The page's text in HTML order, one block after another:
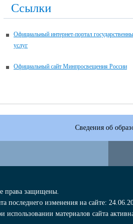
Ссылки
Официальный интернет-портал
услуг
Официальный сайт Минпросвещения России
Сведения об
права защищены.
последнего изменения на сайте:
использовании материалов сайта